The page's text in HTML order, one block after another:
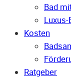
Bad
Kosten
Ratgeber